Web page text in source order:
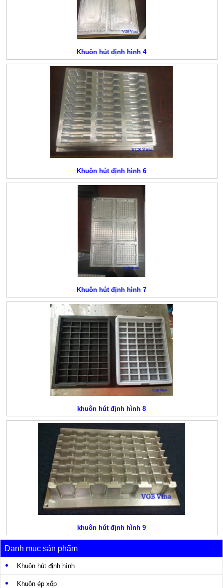
Khuôn hút định hình 4
Khuôn hút định hình 6
Khuôn hút định hình 7
khuôn hút định hình 8
khuôn hút định hình 9
Danh mục sản phẩm
Khuôn hút định hình
Khuôn ép xốp